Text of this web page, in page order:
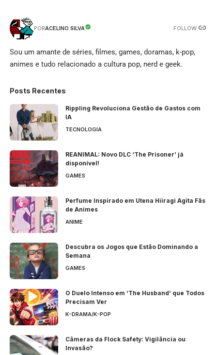
PORACELINO SILVA FOLLOW:
Sou um amante de séries, filmes, games, doramas, k-pop,
animes e tudo relacionado a cultura pop, nerd e geek.
Posts Recentes
Rippling Revoluciona Gestão de Gastos com
IA
TECNOLOGIA
REANIMAL: Novo DLC ‘The Prisoner’ já
disponível!
GAMES
Perfume Inspirado em Utena Hiiragi Agita Fãs
de Animes
ANIME
Descubra os Jogos que Estão Dominando a
Semana
GAMES
O Duelo Intenso em ‘The Husband’ que Todos
Precisam Ver
K-DRAMA/K-POP
Câmeras da Flock Safety: Vigilância ou
Invasão?